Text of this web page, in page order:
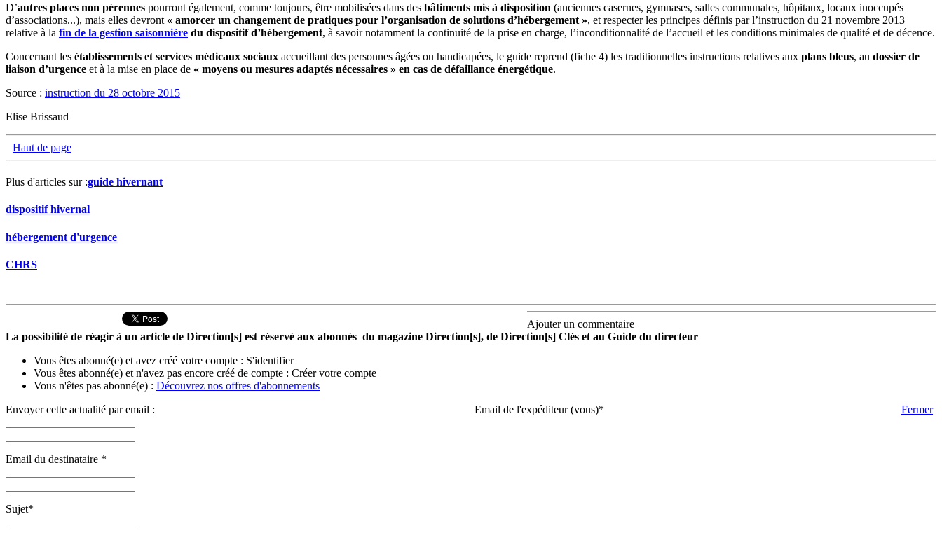
D’autres places non pérennes pourront également, comme toujours, être mobilisées dans des bâtiments mis à disposition (anciennes casernes, gymnases, salles communales, hôpitaux, locaux inoccupés
d’associations...), mais elles devront « amorcer un changement de pratiques pour l’organisation de solutions d’hébergement », et respecter les principes définis par l’instruction du 21 novembre 2013
relative à la fin de la gestion saisonnière du dispositif d’hébergement, à savoir notamment la continuité de la prise en charge, l’inconditionnalité de l’accueil et les conditions minimales de qualité et de décence.
Concernant les établissements et services médicaux sociaux accueillant des personnes âgées ou handicapées, le guide reprend (fiche 4) les traditionnelles instructions relatives aux plans bleus, au dossier de
liaison d’urgence et à la mise en place de « moyens ou mesures adaptés nécessaires » en cas de défaillance énergétique.
Source : instruction du 28 octobre 2015
Elise Brissaud
Haut de page
Plus d'articles sur :guide hivernant
dispositif hivernal
hébergement d'urgence
CHRS
Ajouter un commentaire
La possibilité de réagir à un article de Direction[s] est réservé aux abonnés du magazine Direction[s], de Direction[s] Clés et au Guide du directeur
Vous êtes abonné(e) et avez créé votre compte : S'identifier
Vous êtes abonné(e) et n'avez pas encore créé de compte : Créer votre compte
Vous n'êtes pas abonné(e) : Découvrez nos offres d'abonnements
Envoyer cette actualité par email :
Fermer
Email de l'expéditeur (vous)*
Email du destinataire *
Sujet*